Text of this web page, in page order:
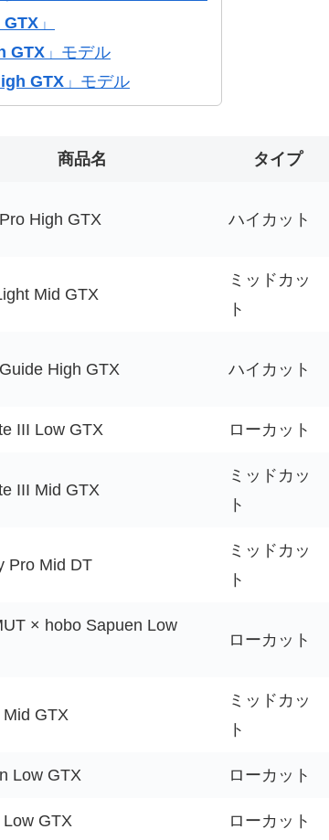
」
GTX 」モデル
GTX 」モデル
商品名 タイプ
High GTX ハイカット
Mid GTX
ミッドカッ
ト
High GTX ハイカット
III Low GTX ローカット
III Mid GTX
ミッドカッ
ト
Pro Mid DT
ミッドカッ
ト
× hobo Sapuen Low
ローカット
GTX
ミッドカッ
ト
Low GTX ローカット
GTX ローカット